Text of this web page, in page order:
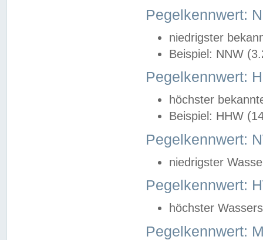
Pegelkennwert:
niedrigster
Beispiel: NNW
Pegelkennwert:
höchster
Beispiel: HHW
Pegelkennwert:
niedrigster
Pegelkennwert:
höchster
Pegelkennwert: